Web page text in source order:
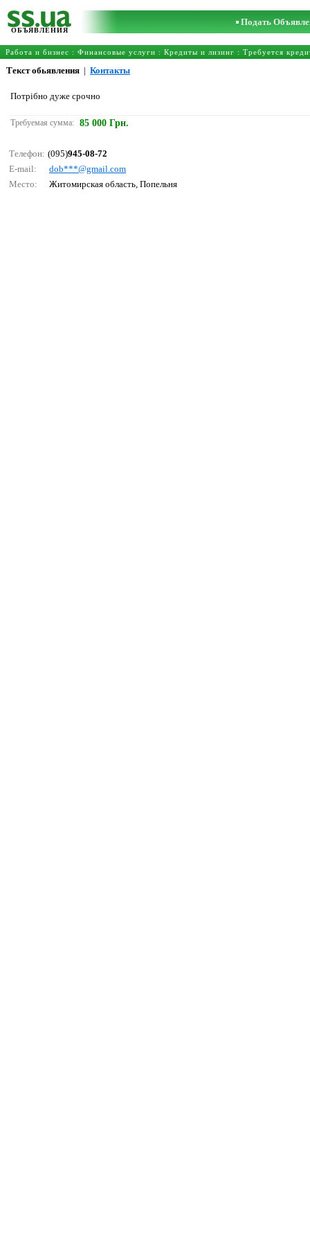
ОБЪЯВЛЕНИЯ
Подать
Работа и бизнес : Финансовые услуги : Кредиты и лизинг : Требуется
Текст обьявления | Контакты
Потрібно дуже срочно
Требуемая сумма: 85 000 Грн.
Телефон: (095)945-08-72
E-mail:
dоb***@gmаil.соm
Место:
Житомирская область, Попельня